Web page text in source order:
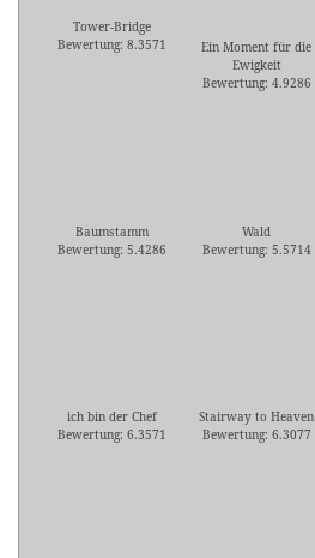
Tower-Bridge
Bewertung: 8.3571
Ein Moment für die
Ewigkeit
Bewertung: 4.9286
Baumstamm
Bewertung: 5.4286
Wald
Bewertung: 5.5714
ich bin der Chef
Bewertung: 6.3571
Stairway to Heaven
Bewertung: 6.3077